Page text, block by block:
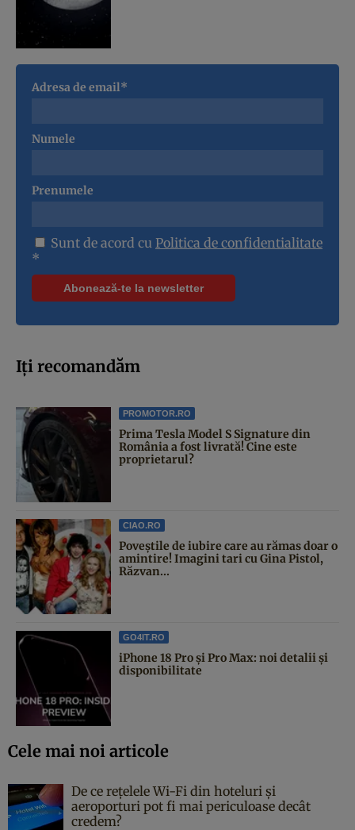
Adresa de email*
Numele
Prenumele
Sunt de acord cu Politica de confidentialitate
*
Iți recomandăm
PROMOTOR.RO
Prima Tesla Model S Signature din
România a fost livrată! Cine este
proprietarul?
CIAO.RO
Poveştile de iubire care au rămas doar o
amintire! Imagini tari cu Gina Pistol,
Răzvan...
GO4IT.RO
iPhone 18 Pro și Pro Max: noi detalii și
disponibilitate
Cele mai noi articole
De ce rețelele Wi-Fi din hoteluri și
aeroporturi pot fi mai periculoase decât
credem?